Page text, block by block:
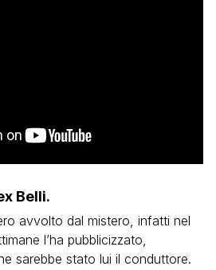
Belli.
avvolto dal mistero, infatti nel
l’ha pubblicizzato,
sarebbe stato lui il conduttore.